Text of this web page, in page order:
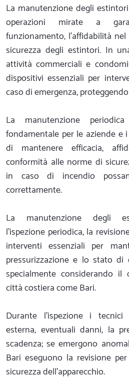
La manutenzione degli
operazioni mirate a
funzionamento, l'affidabilità
sicurezza degli estintori. In
attività commerciali e
dispositivi essenziali per
caso di emergenza,
La manutenzione
fondamentale per le aziende e
di mantenere efficacia,
conformità alle norme di
in caso di incendio
correttamente.
La manutenzione degli
l'ispezione periodica, la
interventi essenziali per
pressurizzazione e lo stato di
specialmente considerando
città costiera come Bari.
Durante l'ispezione i tecnici
esterna, eventuali danni, la
scadenza; se emergono
Bari eseguono la revisione
sicurezza dell'apparecchio.